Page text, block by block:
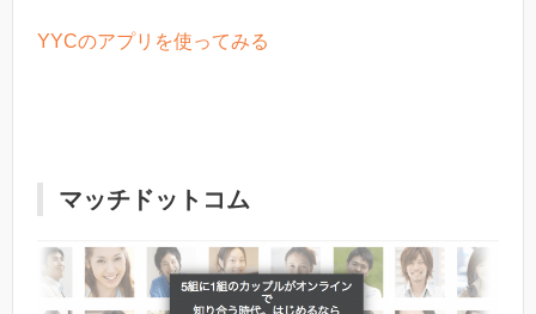
YYCのアプリを使ってみる
マッチドットコム